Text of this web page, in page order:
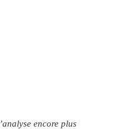
encore plus